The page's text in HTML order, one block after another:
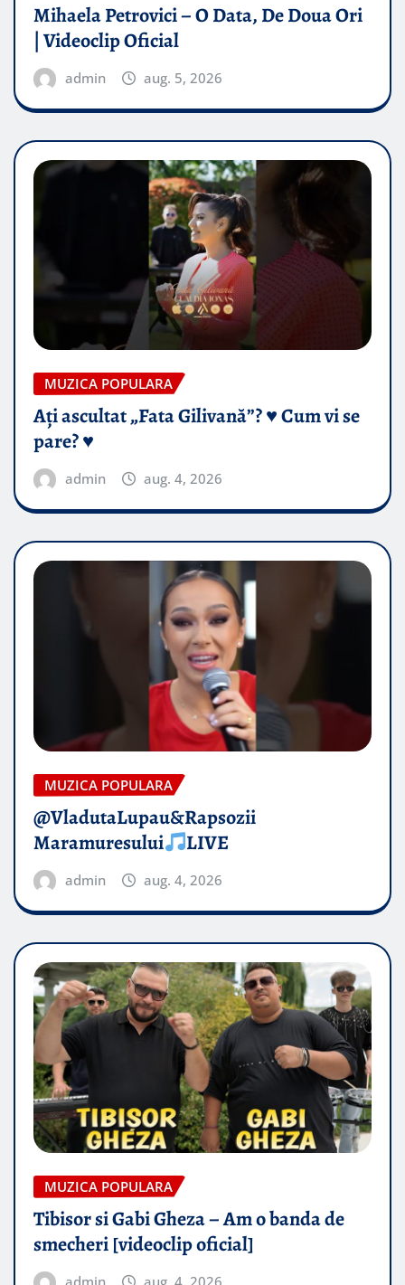
Mihaela Petrovici – O Data, De Doua Ori
| Videoclip Oficial
admin aug. 5, 2026
MUZICA POPULARA
Ați ascultat „Fata Gilivană”? ♥️ Cum vi se
pare? ♥️
admin aug. 4, 2026
MUZICA POPULARA
@VladutaLupau&Rapsozii
Maramuresului
LIVE
admin aug. 4, 2026
MUZICA POPULARA
Tibisor si Gabi Gheza – Am o banda de
smecheri [videoclip oficial]